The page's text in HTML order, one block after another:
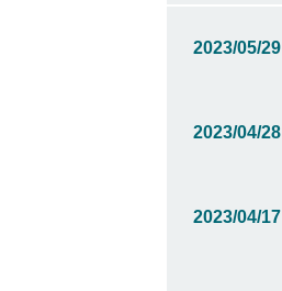
2023/05/29
2023/04/28
2023/04/17